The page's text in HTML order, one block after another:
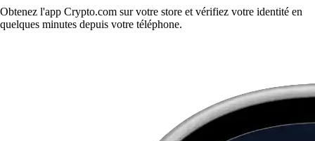
Obtenez l'app Crypto.com sur votre store et vérifiez votre identité en
quelques minutes depuis votre téléphone.